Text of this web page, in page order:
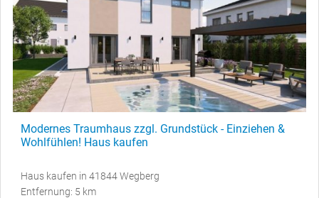
Modernes Traumhaus zzgl. Grundstück - Einziehen &
Wohlfühlen! Haus kaufen
Haus kaufen in 41844 Wegberg
Entfernung: 5 km